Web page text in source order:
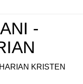
-
KRISTEN